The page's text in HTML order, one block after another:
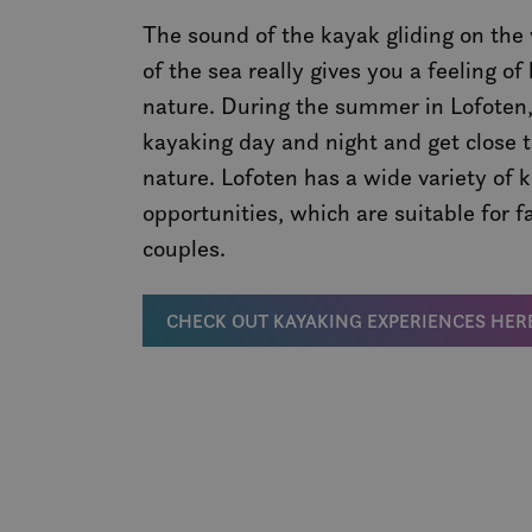
The sound of the kayak gliding on
of the sea really gives you a feeling
nature. During the summer in
kayaking day and night and get close
nature. Lofoten has a wide variety of
opportunities, which are suitable for
couples.
CHECK OUT KAYAKING EXPERIENCES
MUID
MR
SRM_B
_fbp